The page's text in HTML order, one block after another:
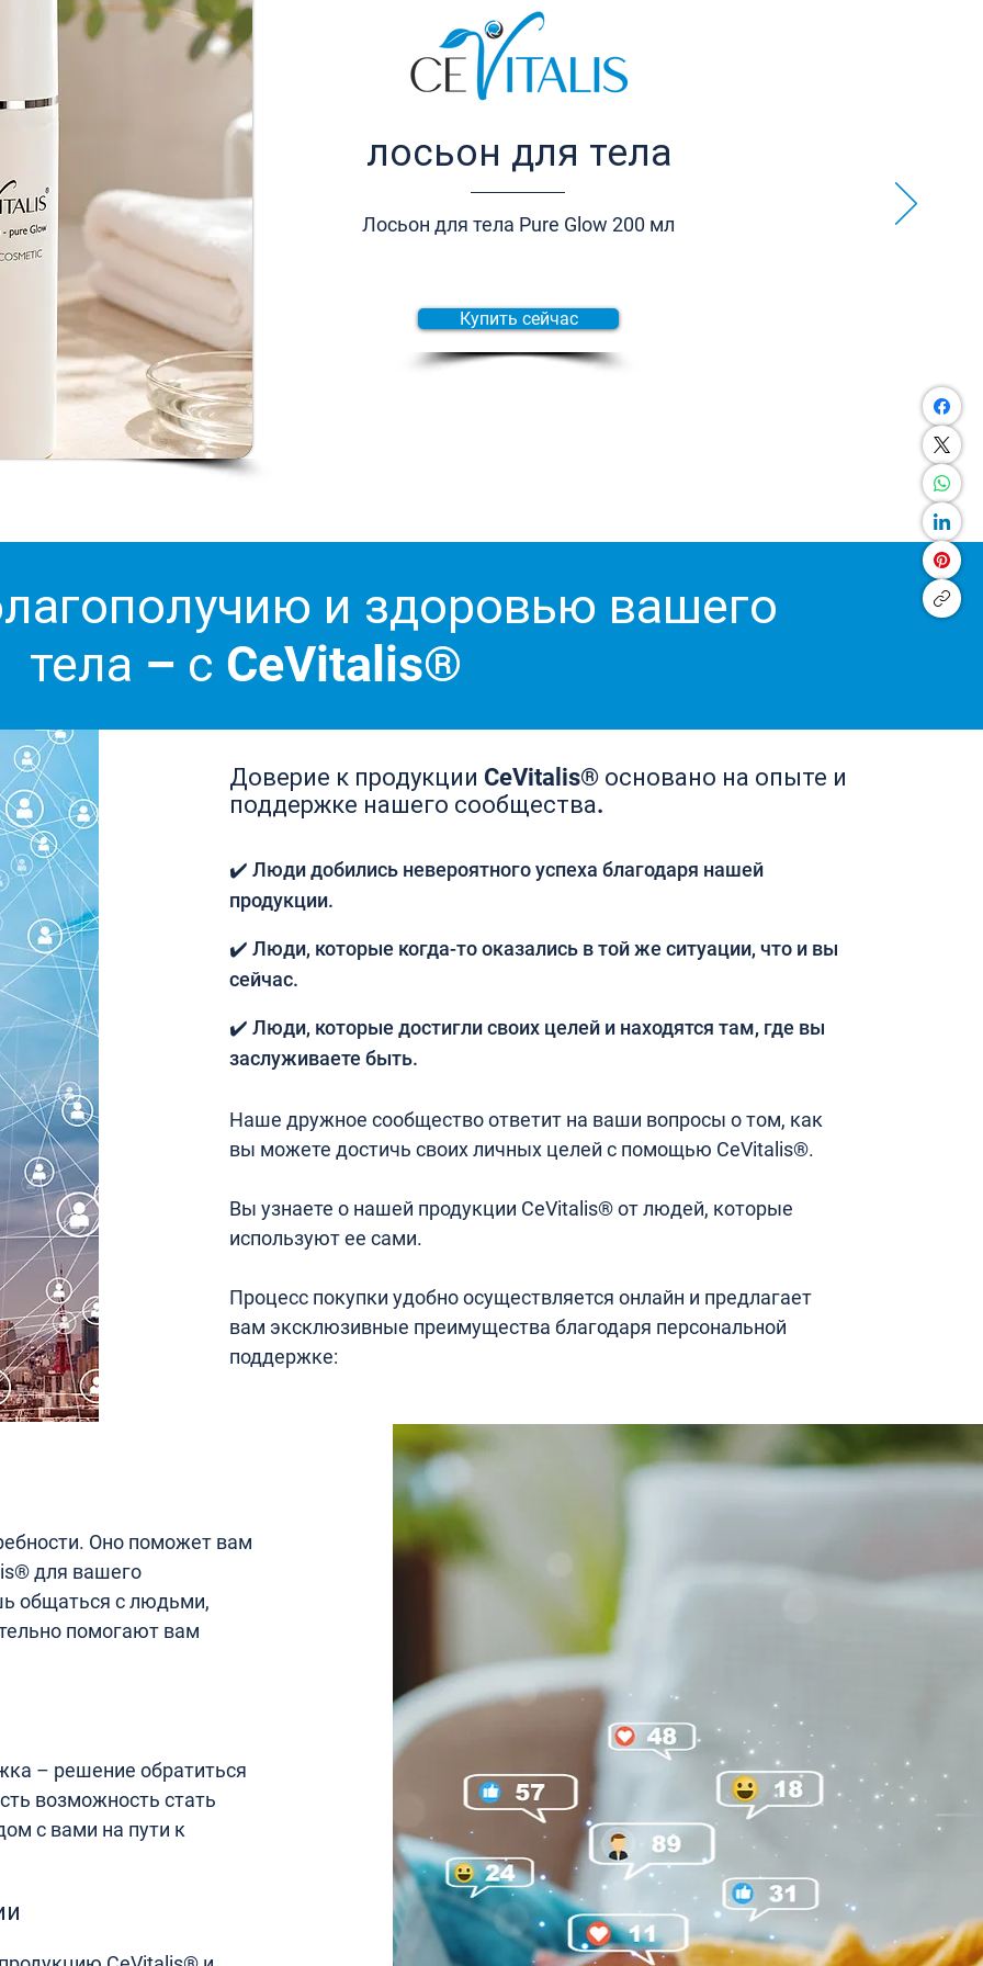
лосьон для тела
Лосьон для тела Pure Glow 200 мл
Купить сейчас
и здоровью вашего
тела – с CeVitalis®
Доверие к продукции CeVitalis® основано на опыте и
поддержке нашего сообщества.
✔️ Люди добились невероятного успеха благодаря нашей
продукции.
✔️ Люди, которые когда-то оказались в той же ситуации, что и вы
сейчас.
✔️ Люди, которые достигли своих целей и находятся там, где вы
заслуживаете быть.
Наше дружное сообщество ответит на ваши вопросы о том, как
вы можете достичь своих личных целей с помощью CeVitalis®.
Вы узнаете о нашей продукции CeVitalis® от людей, которые
используют ее сами.
Процесс покупки удобно осуществляется онлайн и предлагает
вам эксклюзивные преимущества благодаря персональной
поддержке:
Оно поможет вам
для вашего
общаться с людьми,
помогают вам
– решение обратиться
возможность стать
с вами на пути к